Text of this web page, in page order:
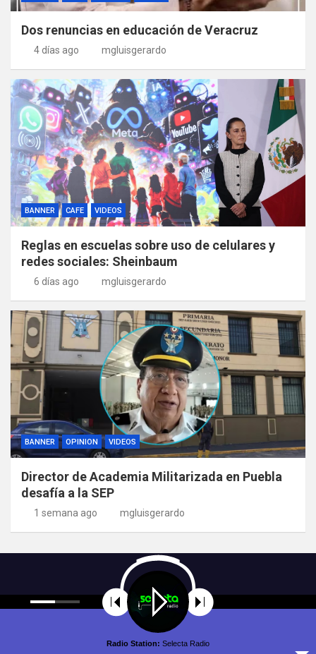
Dos renuncias en educación de Veracruz
4 días ago mgluisgerardo
BANNER CAFE VIDEOS
Reglas en escuelas sobre uso de celulares y
redes sociales: Sheinbaum
6 días ago mgluisgerardo
BANNER OPINION VIDEOS
Director de Academia Militarizada en Puebla
desafía a la SEP
1 semana ago mgluisgerardo
Radio Station: Selecta Radio
Copyright © All rights reserved | Theme by